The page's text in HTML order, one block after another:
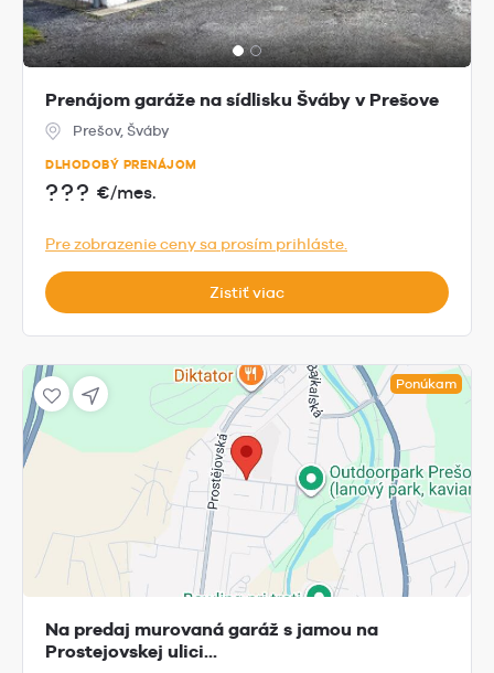
Prenájom garáže na sídlisku Šváby v Prešove
Prešov, Šváby
DLHODOBÝ PRENÁJOM
??? €/mes.
Pre zobrazenie ceny sa prosím prihláste.
Zistiť viac
Ponúkam
Na predaj murovaná garáž s jamou na
Prostejovskej ulici...